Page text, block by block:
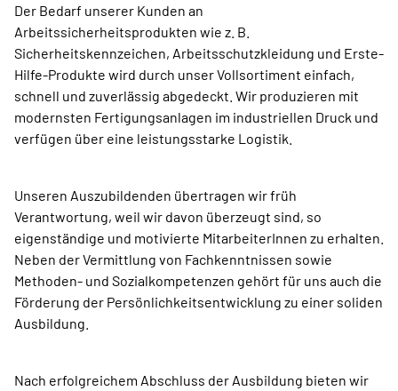
Der Bedarf unserer Kunden an
Arbeitssicherheitsprodukten wie z. B.
Sicherheitskennzeichen, Arbeitsschutzkleidung und Erste-
Hilfe-Produkte wird durch unser Vollsortiment einfach,
schnell und zuverlässig abgedeckt. Wir produzieren mit
modernsten Fertigungsanlagen im industriellen Druck und
verfügen über eine leistungsstarke Logistik.
Unseren Auszubildenden übertragen wir früh
Verantwortung, weil wir davon überzeugt sind, so
eigenständige und motivierte MitarbeiterInnen zu erhalten.
Neben der Vermittlung von Fachkenntnissen sowie
Methoden- und Sozialkompetenzen gehört für uns auch die
Förderung der Persönlichkeitsentwicklung zu einer soliden
Ausbildung.
Nach erfolgreichem Abschluss der Ausbildung bieten wir